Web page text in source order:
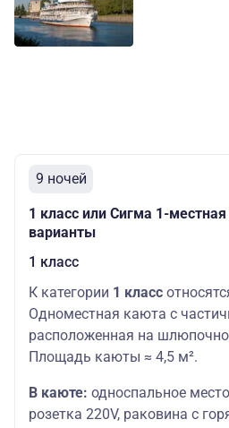
9 ночей
1 класс или Сигма 1-
варианты
1 класс
К категории 1 класс
Одноместная каюта с
расположенная на
Площадь каюты ≈ 4,5 м².
В каюте: односпальное
розетка 220V, раковина с